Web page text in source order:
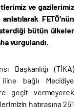
ve gazilerimiz
FETÖ’nün
bütün ülkeler
vurgulandı.
Başkanlığı (TİKA)
iline bağlı Mecidiye
geçit vermeyerek
hatırasına 251